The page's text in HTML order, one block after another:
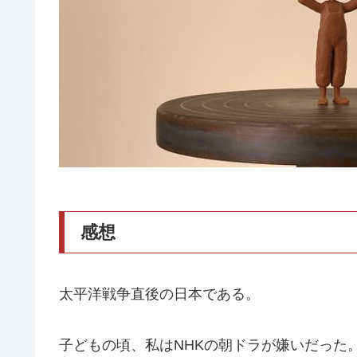
感想
太平洋戦争直後の日本である。
子どもの頃、私はNHKの朝ドラが嫌いだった